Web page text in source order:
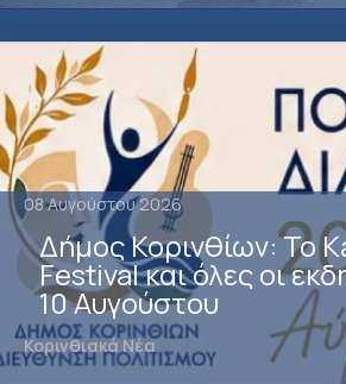
08 Αυγούστου 2026
Δήμος Κορινθίων: Το
Festival και όλες οι
10 Αυγούστου
Κορινθιακά Νέα